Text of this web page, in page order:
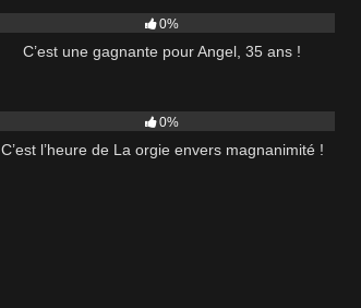
0%
C’est une gagnante pour Angel, 35 ans !
0%
C’est l’heure de La orgie envers magnanimité !